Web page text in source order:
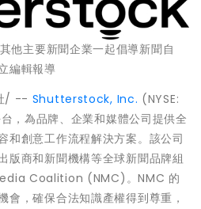
他主要新聞企業一起倡導新聞自
編輯報導
/ -- Shutterstock, Inc. (NYSE:
，為品牌、企業和媒體公司提供全
和創意工作流程解決方案。該公司
版商和新聞機構等全球新聞品牌組
Coalition (NMC)。NMC 的
會，確保合法知識產權得到尊重，